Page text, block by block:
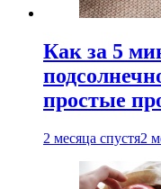
Как за 5
простые
2 месяца спустя2